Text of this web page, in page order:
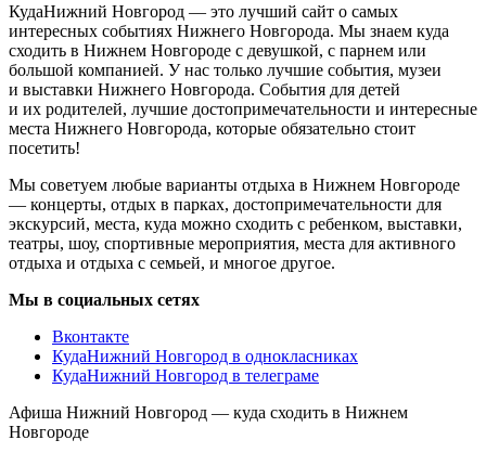
КудаНижний Новгород — это лучший сайт о самых
интересных событиях Нижнего Новгорода. Мы знаем куда
сходить в Нижнем Новгороде с девушкой, с парнем или
большой компанией. У нас только лучшие события, музеи
и выставки Нижнего Новгорода. События для детей
и их родителей, лучшие достопримечательности и интересные
места Нижнего Новгорода, которые обязательно стоит
посетить!
Мы советуем любые варианты отдыха в Нижнем Новгороде
— концерты, отдых в парках, достопримечательности для
экскурсий, места, куда можно сходить с ребенком, выставки,
театры, шоу, спортивные мероприятия, места для активного
отдыха и отдыха с семьей, и многое другое.
Мы в социальных сетях
Вконтакте
КудаНижний Новгород в однокласниках
КудаНижний Новгород в телеграме
Афиша Нижний Новгород — куда сходить в Нижнем
Новгороде